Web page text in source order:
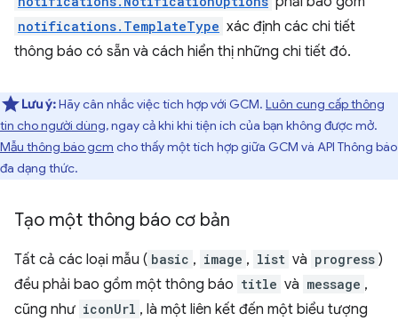
notifications.TemplateType xác định các chi tiết
thông báo có sẵn và cách hiển thị những chi tiết đó.
Lưu ý:Hãy cân nhắc việc tích hợp với GCM. Luôn cung cấp thông
tin cho người dùng, ngay cả khi khi tiện ích của bạn không được mở.
Mẫu thông báo gcm cho thấy một tích hợp giữa GCM và API Thông báo
đa dạng thức.
Tạo một thông báo cơ bản
Tất cả các loại mẫu ( basic , image , list và progress )
đều phải bao gồm một thông báo title và message ,
cũng như iconUrl , là một liên kết đến một biểu tượng